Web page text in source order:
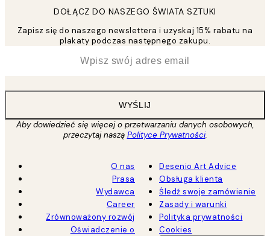
DOŁĄCZ DO NASZEGO ŚWIATA SZTUKI
Zapisz się do naszego newslettera i uzyskaj 15% rabatu na
plakaty podczas następnego zakupu.
WYŚLIJ
Aby dowiedzieć się więcej o przetwarzaniu danych osobowych,
przeczytaj naszą Polityce Prywatności.
O nas
Prasa
Wydawca
Career
Zrównoważony rozwój
Oświadczenie o
Desenio Art Advice
Obsługa klienta
Śledź swoje zamówienie
Zasady i warunki
Polityka prywatności
Cookies